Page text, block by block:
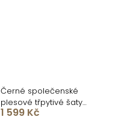
Černé společenské
plesové třpytivé šaty
SECTOR
1 599 Kč